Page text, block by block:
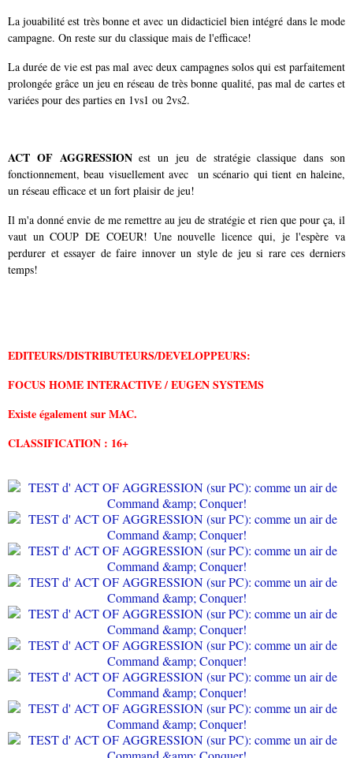
La jouabilité est très bonne et avec un didacticiel bien intégré dans le mode
campagne. On reste sur du classique mais de l'efficace!
La durée de vie est pas mal avec deux campagnes solos qui est parfaitement
prolongée grâce un jeu en réseau de très bonne qualité, pas mal de cartes et
variées pour des parties en 1vs1 ou 2vs2.
ACT OF AGGRESSIONest un jeu de stratégie classique dans son
fonctionnement, beau visuellement avec un scénario qui tient en haleine,
un réseau efficace et un fort plaisir de jeu!
Il m'a donné envie de me remettre au jeu de stratégie et rien que pour ça, il
vaut un COUP DE COEUR! Une nouvelle licence qui, je l'espère va
perdurer et essayer de faire innover un style de jeu si rare ces derniers
temps!
EDITEURS/DISTRIBUTEURS/DEVELOPPEURS:
FOCUS HOME INTERACTIVE / EUGEN SYSTEMS
Existe également sur MAC.
CLASSIFICATION : 16+